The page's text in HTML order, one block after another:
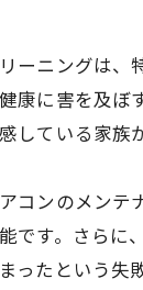
ーニングは、
康に害を及ぼ
している家族
コンのメンテ
です。さらに
ったという失